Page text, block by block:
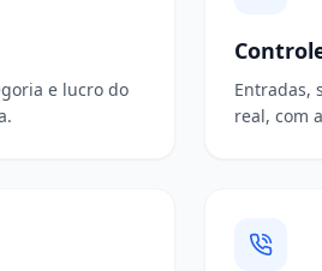
e lucro do
Entradas,
real, com